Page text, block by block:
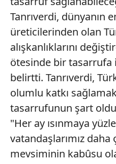
gösterilmeyecektir."
Sizlere daha iyi bir hizmet
Sitemizde kendimize ve
kullanılmaktadır. Bu
verileriniz işlenmekte olup
toplumu hizmetlerinin
kullanılmaktadır. Diğer
kılınması ve
reklam/pazarlama
sınırlı olarak açık rızanız
Çerezlere ilişkin tercihlerinizi
Tanrıverdi, dünyanın
üreticilerinden olan
alışkanlıklarını
ötesinde bir tasarrufa
belirtti. Tanrıverdi,
olumlu katkı
tasarrufunun şart
"Her ay ısınmaya
vatandaşlarımız daha
mevsiminin kabûsu